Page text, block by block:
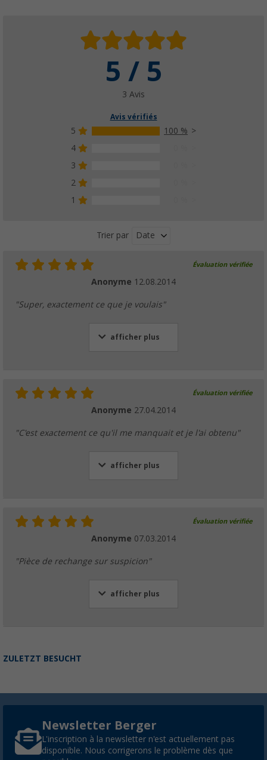
5 / 5
3 Avis
Avis vérifiés
5
100 %
4
3
2
1
Trier par Date
Évaluation vérifiée
Anonyme 12.08.2014
"Super, exactement ce que je voulais"
afficher plus
Évaluation vérifiée
Anonyme 27.04.2014
"C'est exactement ce qu'il me manquait et je l'ai obtenu"
afficher plus
Évaluation vérifiée
Anonyme 07.03.2014
"Pièce de rechange sur suspicion"
afficher plus
ZULETZT BESUCHT
Newsletter Berger
L'inscription à la newsletter n'est actuellement pas
disponible. Nous corrigerons le problème dès que